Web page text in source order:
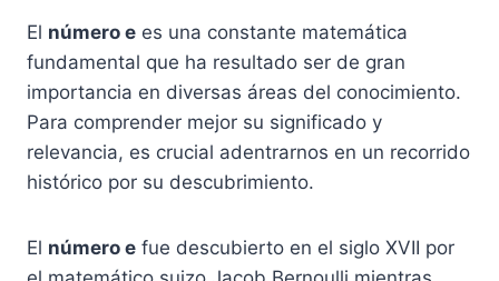
El número e es una constante matemática
fundamental que ha resultado ser de gran
importancia en diversas áreas del conocimiento.
Para comprender mejor su significado y
relevancia, es crucial adentrarnos en un recorrido
histórico por su descubrimiento.
El número e fue descubierto en el siglo XVII por